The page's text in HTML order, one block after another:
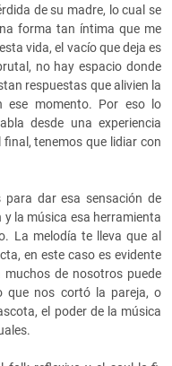
de su madre, lo cual se
forma tan íntima que me
vida, el vacío que deja es
no hay espacio donde
respuestas que alivien la
ese momento. Por eso lo
desde una experiencia
tenemos que lidiar con
dar esa sensación de
la música esa herramienta
La melodía te lleva que al
en este caso es evidente
de nosotros puede
que nos cortó la pareja, o
el poder de la música